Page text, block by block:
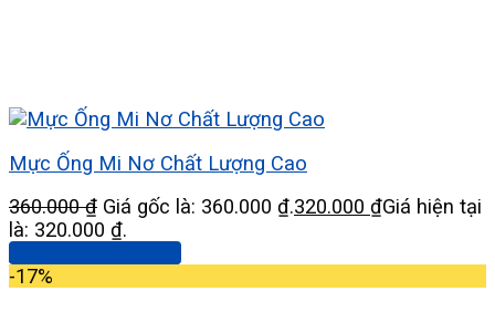
Mực Ống Mi Nơ Chất Lượng Cao
360.000₫ Giá gốc là: 360.000 ₫.320.000 ₫Giá hiện tại
là: 320.000 ₫.
-17%